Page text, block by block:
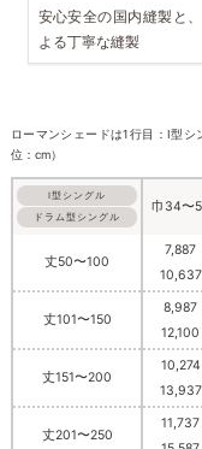
安心安全の国内縫製と
よる丁寧な縫製
ローマンシェードは1行目：I型
位：cm）
I型シングル
ドラム型シングル
巾34〜
丈50〜100
7,887
10,637
丈101〜150
8,987
12,100
丈151〜200
10,274
13,937
丈201〜250
11,737